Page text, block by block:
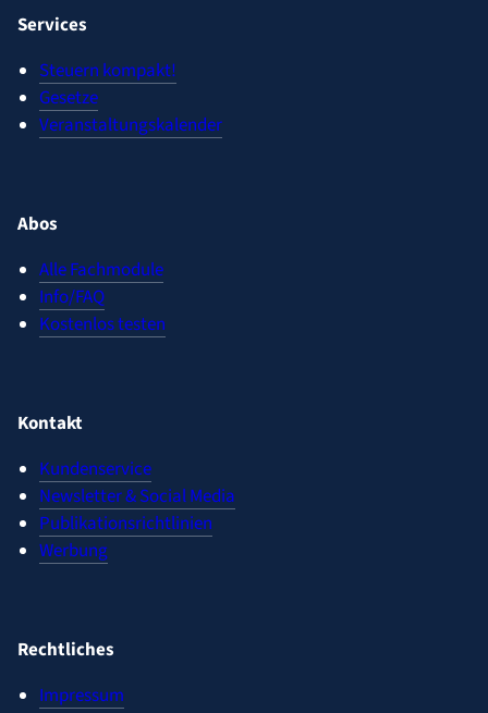
Services
Steuern kompakt!
Gesetze
Veranstaltungskalender
Abos
Alle Fachmodule
Info/FAQ
Kostenlos testen
Kontakt
Kundenservice
Newsletter & Social Media
Publikationsrichtlinien
Werbung
Rechtliches
Impressum